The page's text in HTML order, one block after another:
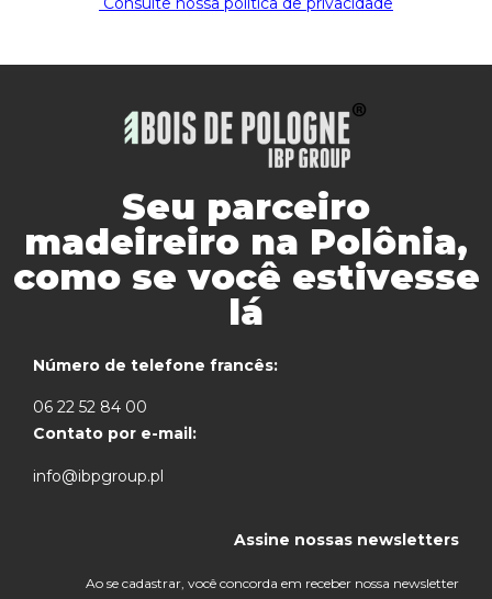
Seu parceiro
madeireiro na Polônia,
como se você estivesse
lá
Número de telefone francês:
06 22 52 84 00
Contato por e-mail:
info@ibpgroup.pl
Assine nossas newsletters
Ao se cadastrar, você concorda em receber nossa newsletter